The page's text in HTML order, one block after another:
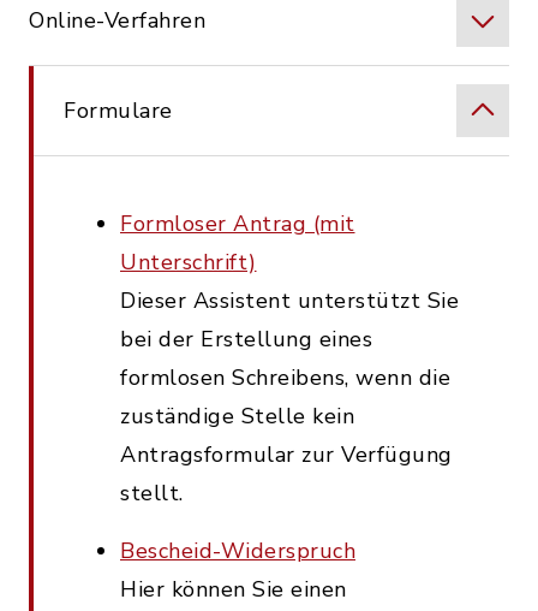
Online-Verfahren
Formulare
Formloser Antrag (mit
Unterschrift)
Dieser Assistent unterstützt Sie
bei der Erstellung eines
formlosen Schreibens, wenn die
zuständige Stelle kein
Antragsformular zur Verfügung
stellt.
Bescheid-Widerspruch
Hier können Sie einen